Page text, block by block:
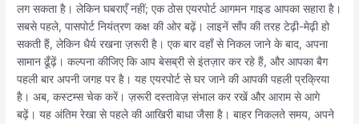
लग सकता है। लेकिन घबराएँ नहीं; एक ठोस एयरपोर्ट आगमन गाइड आपका सहारा है।
सबसे पहले, पासपोर्ट नियंत्रण कक्ष की ओर बढ़ें। लाइनें साँप की तरह टेढ़ी-मेढ़ी हो
सकती हैं, लेकिन धैर्य रखना ज़रूरी है। एक बार वहाँ से निकल जाने के बाद, अपना
सामान ढूँढ़ें। कल्पना कीजिए कि आप बेसब्री से इंतज़ार कर रहे हैं, और आपका बैग
पहली बार अपनी जगह पर है। यह एयरपोर्ट से घर जाने की आपकी पहली प्रक्रिया
है। अब, कस्टम्स चेक करें। ज़रूरी दस्तावेज़ संभाल कर रखें और आराम से आगे
बढ़ें। यह अंतिम रेखा से पहले की आखिरी बाधा जैसा है। बाहर निकलते समय, अपने